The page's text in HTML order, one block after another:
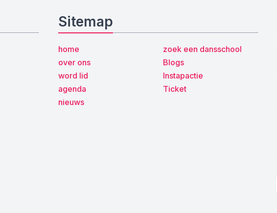
Sitemap
home
over ons
word lid
agenda
nieuws
zoek een dansschool
Blogs
Instapactie
Ticket